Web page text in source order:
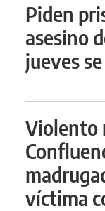
Piden
asesino
jueves
Violento
víctima